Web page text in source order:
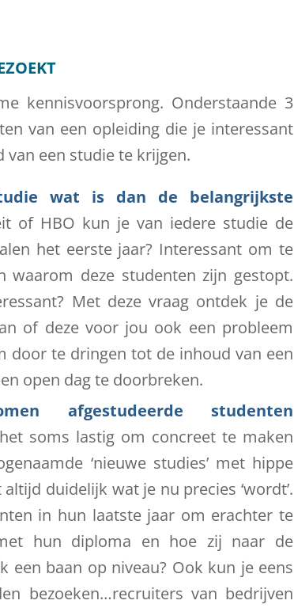
kennisvoorsprong. Onderstaande 3
van een opleiding die je interessant
een studie te krijgen.
wat is dan de belangrijkste
of HBO kun je van iedere studie de
het eerste jaar? Interessant om te
deze studenten zijn gestopt.
Met deze vraag ontdek je de
of deze voor jou ook een probleem
door te dringen tot de inhoud van een
open dag te doorbreken.
afgestudeerde studenten
soms lastig om concreet te maken
‘nieuwe studies’ met hippe
duidelijk wat je nu precies ‘wordt’.
in hun laatste jaar om erachter te
hun diploma en hoe zij naar de
een baan op niveau? Ook kun je eens
bezoeken…recruiters van bedrijven